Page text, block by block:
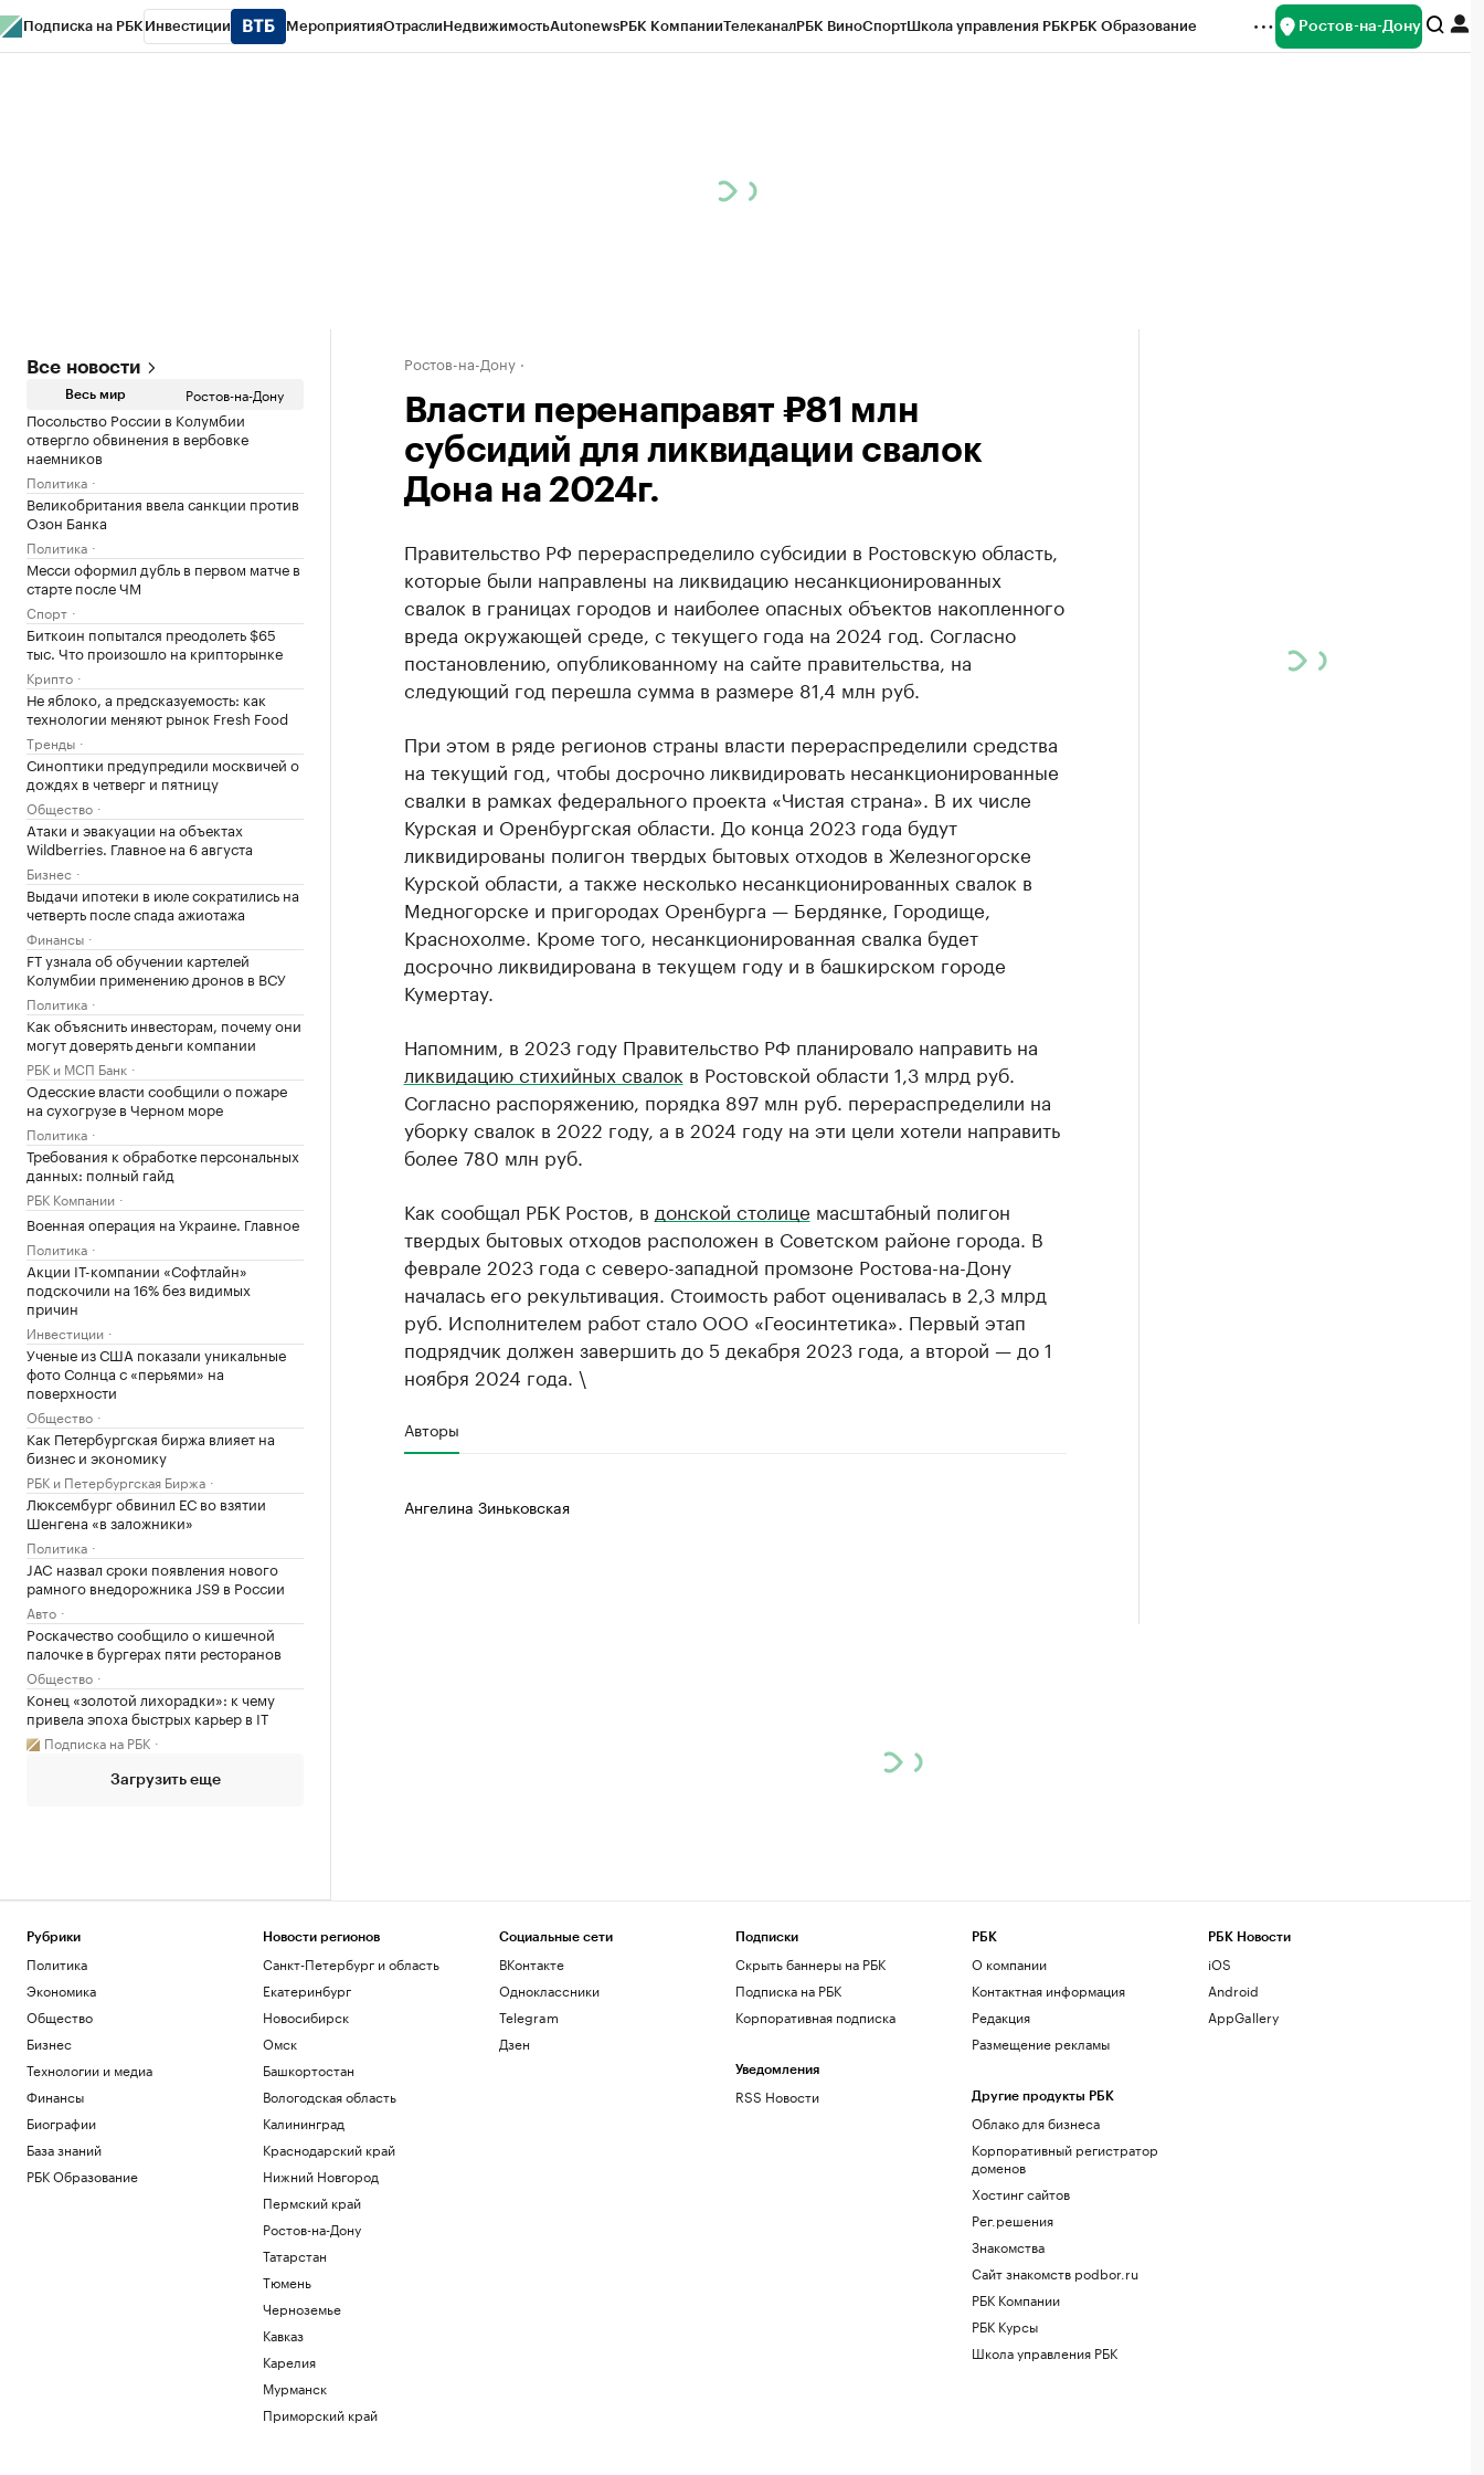
Подписка на РБК Инвестиции МероприятияОтраслиНедвижимостьAutonewsРБК КомпанииТелеканалРБК ВиноСпортШкола управления РБКРБК Образование Ростов-на-Дону
Все новости
Весь мир Ростов-на-Дону
Посольство России в Колумбии
отвергло обвинения в вербовке
наемников
Политика
Великобритания ввела санкции против
Озон Банка
Политика
Месси оформил дубль в первом матче в
старте после ЧМ
Спорт
Биткоин попытался преодолеть $65
тыс. Что произошло на крипторынке
Крипто
Не яблоко, а предсказуемость: как
технологии меняют рынок Fresh Food
Тренды
Синоптики предупредили москвичей о
дождях в четверг и пятницу
Общество
Атаки и эвакуации на объектах
Wildberries. Главное на 6 августа
Бизнес
Выдачи ипотеки в июле сократились на
четверть после спада ажиотажа
Финансы
FT узнала об обучении картелей
Колумбии применению дронов в ВСУ
Политика
Как объяснить инвесторам, почему они
могут доверять деньги компании
РБК и МСП Банк
Одесские власти сообщили о пожаре
на сухогрузе в Черном море
Политика
Требования к обработке персональных
данных: полный гайд
РБК Компании
Военная операция на Украине. Главное
Политика
Акции IT-компании «Софтлайн»
подскочили на 16% без видимых
причин
Инвестиции
Ученые из США показали уникальные
фото Солнца с «перьями» на
поверхности
Общество
Как Петербургская биржа влияет на
бизнес и экономику
РБК и Петербургская Биржа
Люксембург обвинил ЕС во взятии
Шенгена «в заложники»
Политика
JAC назвал сроки появления нового
рамного внедорожника JS9 в России
Авто
Роскачество сообщило о кишечной
палочке в бургерах пяти ресторанов
Общество
Конец «золотой лихорадки»: к чему
привела эпоха быстрых карьер в IT
Подписка на РБК
Загрузить еще
Ростов-на-Дону
Власти перенаправят ₽81 млн
субсидий для ликвидации свалок
Дона на 2024г.
Правительство РФ перераспределило субсидии в Ростовскую область,
которые были направлены на ликвидацию несанкционированных
свалок в границах городов и наиболее опасных объектов накопленного
вреда окружающей среде, с текущего года на 2024 год. Согласно
постановлению, опубликованному на сайте правительства, на
следующий год перешла сумма в размере 81,4 млн руб.
При этом в ряде регионов страны власти перераспределили средства
на текущий год, чтобы досрочно ликвидировать несанкционированные
свалки в рамках федерального проекта «Чистая страна». В их числе
Курская и Оренбургская области. До конца 2023 года будут
ликвидированы полигон твердых бытовых отходов в Железногорске
Курской области, а также несколько несанкционированных свалок в
Медногорске и пригородах Оренбурга — Бердянке, Городище,
Краснохолме. Кроме того, несанкционированная свалка будет
досрочно ликвидирована в текущем году и в башкирском городе
Кумертау.
Напомним, в 2023 году Правительство РФ планировало направить на
ликвидацию стихийных свалок в Ростовской области 1,3 млрд руб.
Согласно распоряжению, порядка 897 млн руб. перераспределили на
уборку свалок в 2022 году, а в 2024 году на эти цели хотели направить
более 780 млн руб.
Как сообщал РБК Ростов, в донской столице масштабный полигон
твердых бытовых отходов расположен в Советском районе города. В
феврале 2023 года с северо-западной промзоне Ростова-на-Дону
началась его рекультивация. Стоимость работ оценивалась в 2,3 млрд
руб. Исполнителем работ стало ООО «Геосинтетика». Первый этап
подрядчик должен завершить до 5 декабря 2023 года, а второй — до 1
ноября 2024 года. \
Авторы
Ангелина Зиньковская
Рубрики
Политика
Экономика
Общество
Бизнес
Технологии и медиа
Финансы
Биографии
База знаний
РБК Образование
Новости регионов
Санкт-Петербург и область
Екатеринбург
Новосибирск
Омск
Башкортостан
Вологодская область
Калининград
Краснодарский край
Нижний Новгород
Пермский край
Ростов-на-Дону
Татарстан
Тюмень
Черноземье
Кавказ
Карелия
Мурманск
Приморский край
Социальные сети
ВКонтакте
Одноклассники
Telegram
Дзен
Подписки
Скрыть баннеры на РБК
Подписка на РБК
Корпоративная подписка
Уведомления
RSS Новости
РБК
О компании
Контактная информация
Редакция
Размещение рекламы
Другие продукты РБК
Облако для бизнеса
Корпоративный регистратор
доменов
Хостинг сайтов
Рег.решения
Знакомства
Сайт знакомств podbor.ru
РБК Компании
РБК Курсы
Школа управления РБК
РБК Новости
iOS
Android
AppGallery